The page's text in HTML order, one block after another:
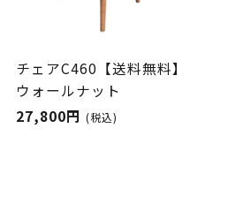
チェアC460【送料無料】
ウォールナット
27,800円 (税込)